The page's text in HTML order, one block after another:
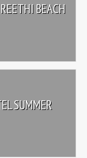
BEACH
SUMMER